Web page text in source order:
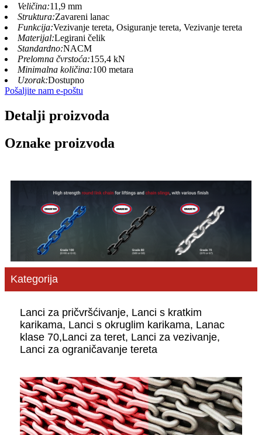
Veličina:11,9 mm
Struktura:Zavareni lanac
Funkcija:Vezivanje tereta, Osiguranje tereta, Vezivanje tereta
Materijal:Legirani čelik
Standardno:NACM
Prelomna čvrstoća:155,4 kN
Minimalna količina:100 metara
Uzorak:Dostupno
Pošaljite nam e-poštu
Detalji proizvoda
Oznake proizvoda
Kategorija
Lanci za pričvršćivanje, Lanci s kratkim
karikama, Lanci s okruglim karikama, Lanac
klase 70,Lanci za teret, Lanci za vezivanje,
Lanci za ograničavanje tereta